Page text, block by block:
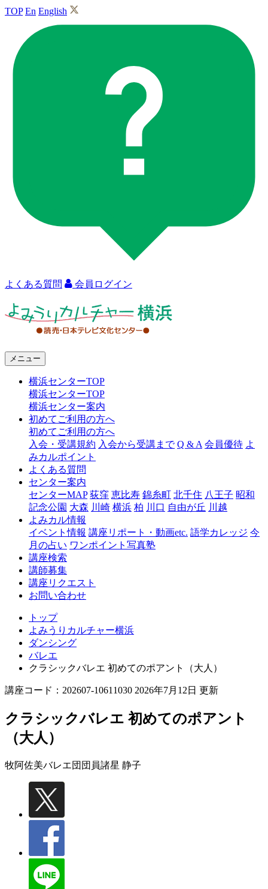
TOP En English
よくある質問 会員ログイン
ャ
浜
メニュー
横浜センターTOP
横浜センターTOP
横浜センター案内
初めてご利用の方へ
初めてご利用の方へ
入会・受講規約 入会から受講まで Q & A 会員優待 よ
みカルポイント
よくある質問
センター案内
センターMAP 荻窪 恵比寿 錦糸町 北千住 八王子 昭和
記念公園 大森 川崎 横浜 柏 川口 自由が丘 川越
よみカル情報
イベント情報 講座リポート・動画etc. 語学カレッジ 今
月の占い ワンポイント写真塾
講座検索
講師募集
講座リクエスト
お問い合わせ
トップ
よみうりカルチャー横浜
ダンシング
バレエ
クラシックバレエ 初めてのポアント（大人）
講座コード：202607-10611030 2026年7月12日 更新
クラシックバレエ 初めてのポアント
（大人）
牧阿佐美バレエ団団員諸星 静子